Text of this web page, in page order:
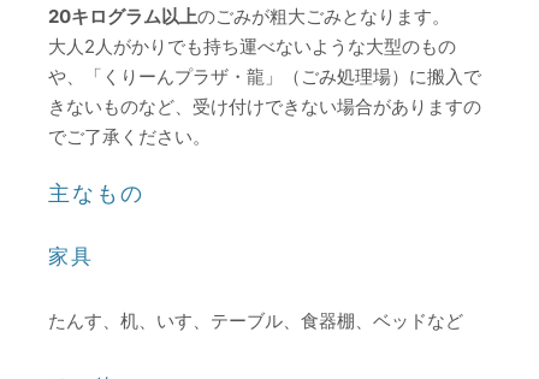
20キログラム以上のごみが粗大ごみとなります。
大人2人がかりでも持ち運べないような大型のもの
や、「くりーんプラザ・龍」（ごみ処理場）に搬入で
きないものなど、受け付けできない場合がありますの
でご了承ください。
主なもの
家具
たんす、机、いす、テーブル、食器棚、ベッドなど